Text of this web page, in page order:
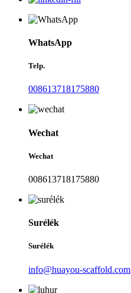
WhatsApp
Telp.
008613718175880
Wechat
Wechat
008613718175880
Surélék
Surélék
info@huayou-scaffold.com